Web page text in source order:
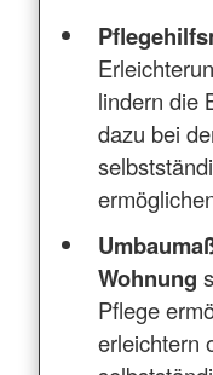
lindern die
dazu bei
Wohnung
Pflege
erleichtern